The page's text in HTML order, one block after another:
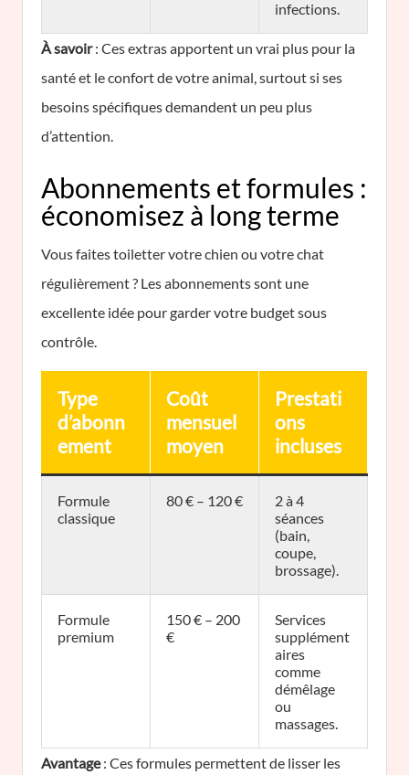
infections.
À savoir: Ces extras apportent un vrai plus pour la
santé et le confort de votre animal, surtout si ses
besoins spécifiques demandent un peu plus
d’attention.
Abonnements et formules :
économisez à long terme
Vous faites toiletter votre chien ou votre chat
régulièrement ? Les abonnements sont une
excellente idée pour garder votre budget sous
contrôle.
Type
d’abonn
ement
Coût
mensuel
moyen
Prestati
ons
incluses
Formule
classique
80 € – 120 €
2 à 4
séances
(bain,
coupe,
brossage).
Formule
premium
150 € – 200
€
Services
supplément
aires
comme
démêlage
ou
massages.
Avantage: Ces formules permettent de lisser les